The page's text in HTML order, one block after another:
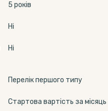
5 років
Ні
Ні
Перелік першого типу
Стартова вартість за місяць